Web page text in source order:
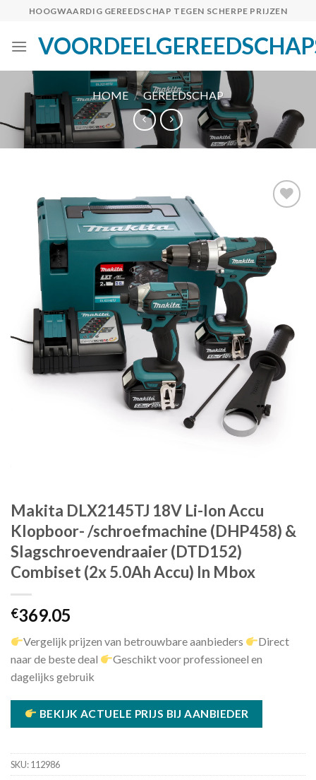
content
HOOGWAARDIG GEREEDSCHAP TEGEN SCHERPE PRIJZEN
HOME / GEREEDSCHAP
Toevoegen
aan
verlanglijst
Makita DLX2145TJ 18V Li-Ion Accu
Klopboor- /schroefmachine (DHP458) &
Slagschroevendraaier (DTD152)
Combiset (2x 5.0Ah Accu) In Mbox
€369.05
Vergelijk prijzen van betrouwbare aanbieders
Direct
naar de beste deal
Geschikt voor professioneel en
dagelijks gebruik
BEKIJK ACTUELE PRIJS BIJ AANBIEDER
SKU:112986